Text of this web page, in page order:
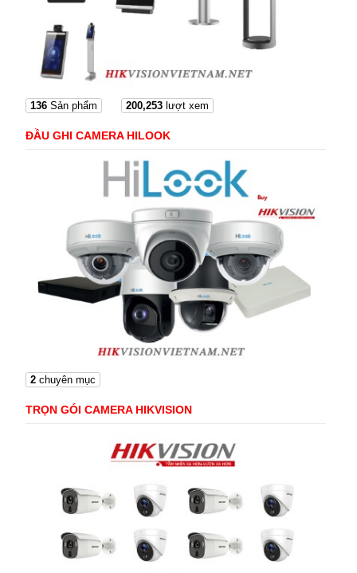
136Sản phẩm 200,253lượt xem
ĐẦU GHI CAMERA HILOOK
2chuyên mục
TRỌN GÓI CAMERA HIKVISION